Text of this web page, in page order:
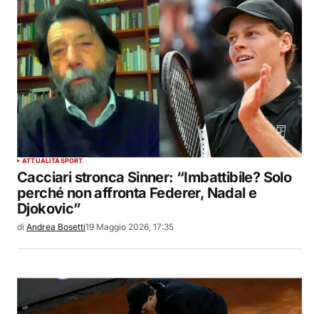
ATTUALITÀSPORT
Cacciari stronca Sinner: “Imbattibile? Solo
perché non affronta Federer, Nadal e
Djokovic”
di Andrea Bosetti19 Maggio 2026, 17:35